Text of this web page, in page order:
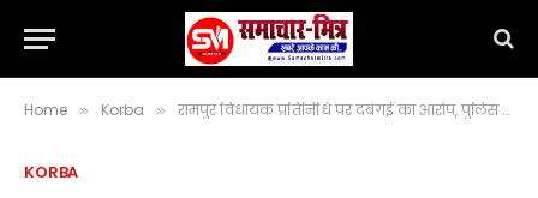
Home » Korba » रामपुर विधायक प्रतिनिधि पर दबंगई का आरोप, पुलिस आरक्षक से की गाली-गलौज, क्या है मामला, पढ़े पूरी ख़बर !
KORBA